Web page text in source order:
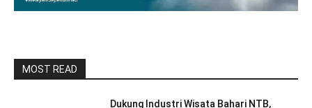
MOST READ
Dukung Industri Wisata Bahari NTB,